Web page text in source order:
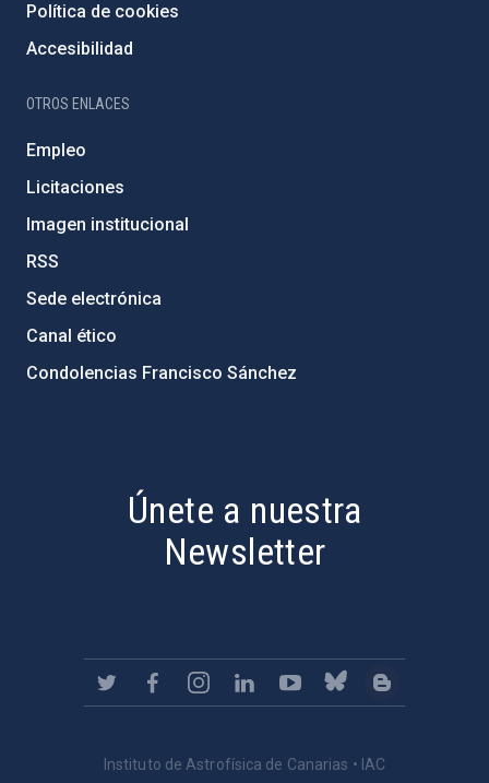
Política de cookies
Accesibilidad
OTROS ENLACES
Empleo
Licitaciones
Imagen institucional
RSS
Sede electrónica
Canal ético
Condolencias Francisco Sánchez
Únete a nuestra
Newsletter
Instituto de Astrofísica de Canarias • IAC